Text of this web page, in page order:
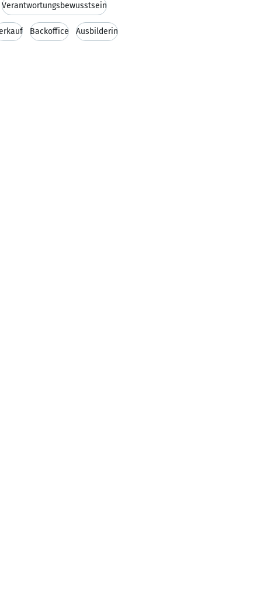
Verantwortungsbewusstsein
Backoffice Ausbilderin